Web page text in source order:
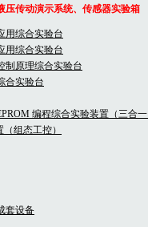
压传动演示系统、传感器实验箱
用综合实验台
用综合实验台
制原理综合实验台
合实验台
编程综合实验装置（三合
组态工控）
套设备